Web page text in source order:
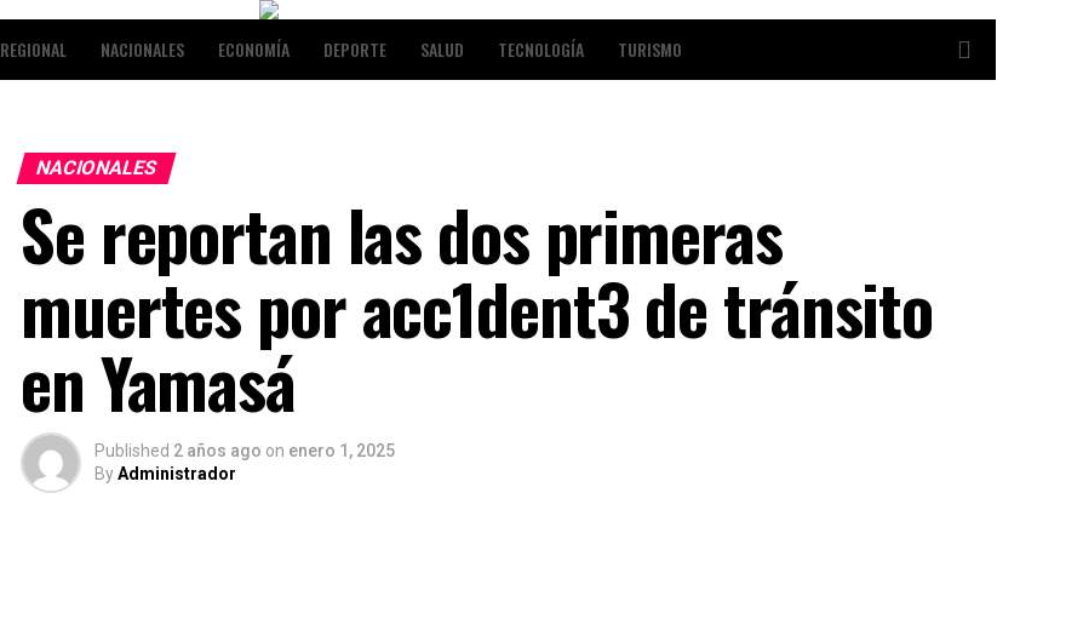
REGIONAL NACIONALES ECONOMÍA DEPORTE SALUD TECNOLOGÍA TURISMO
NACIONALES
Se reportan las dos primeras
muertes por acc1dent3 de tránsito
en Yamasá
Published 2 años ago on enero 1, 2025
ByAdministrador